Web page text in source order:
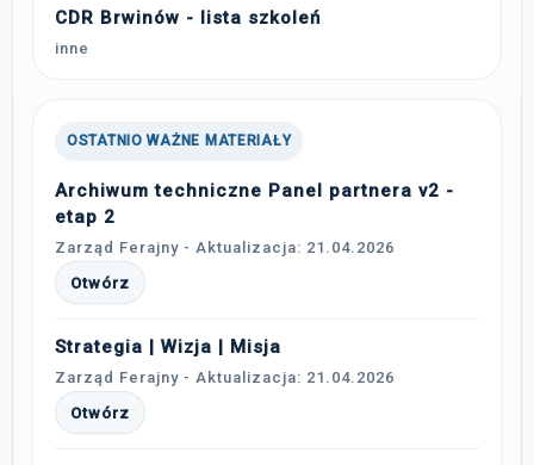
CDR Brwinów - lista szkoleń
inne
OSTATNIO WAŻNE MATERIAŁY
Archiwum techniczne Panel partnera v2 -
etap 2
Zarząd Ferajny - Aktualizacja: 21.04.2026
Otwórz
Strategia | Wizja | Misja
Zarząd Ferajny - Aktualizacja: 21.04.2026
Otwórz